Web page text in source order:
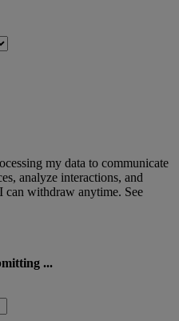
my data to communicate
analyze interactions, and
can withdraw anytime. See
...